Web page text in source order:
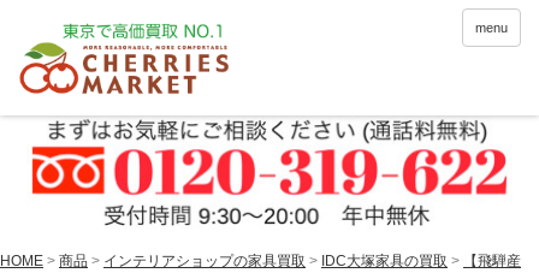
menu
HOME > 商品 > インテリアショップの家具買取 > IDC大塚家具の買取 >
【飛騨産